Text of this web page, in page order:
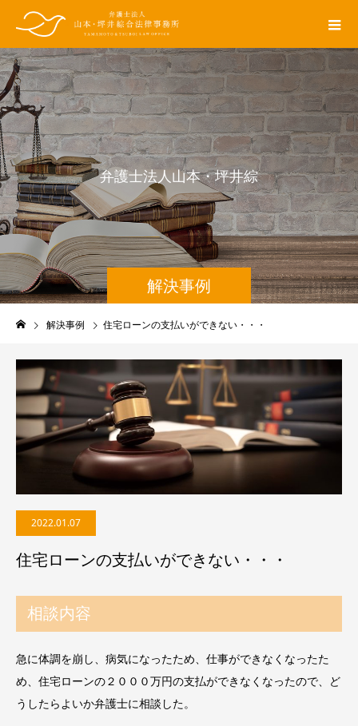
解決事例
弁護士法人山本・坪井綜合法律
解決事例 住宅ローンの支払いができない・・・
2022.01.07
住宅ローンの支払いができない・・・
相談内容
急に体調を崩し、病気になったため、仕事ができなくなったた
め、住宅ローンの２０００万円の支払ができなくなったので、ど
うしたらよいか弁護士に相談した。